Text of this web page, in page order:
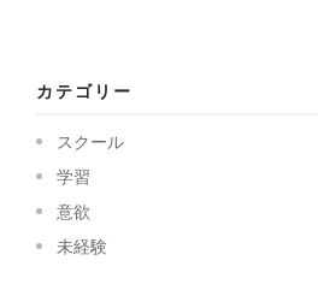
カテゴリー
スクール
学習
意欲
未経験